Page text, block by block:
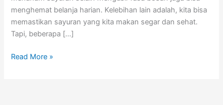
menghemat belanja harian. Kelebihan lain adalah, kita bisa
memastikan sayuran yang kita makan segar dan sehat.
Tapi, beberapa […]
Read More »